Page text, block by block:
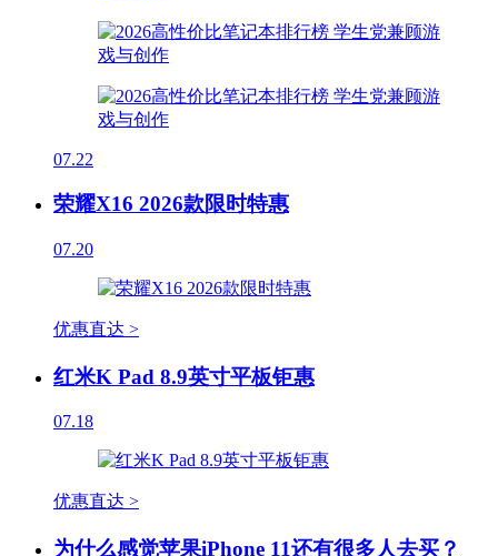
07.22
荣耀X16 2026款限时特惠
07.20
优惠直达 >
红米K Pad 8.9英寸平板钜惠
07.18
优惠直达 >
为什么感觉苹果iPhone 11还有很多人去买？